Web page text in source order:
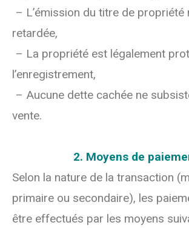
– L’émission du titre de propriété
retardée,
– La propriété est légalement
l’enregistrement,
– Aucune dette cachée ne
vente.
2. Moyens de
Selon la nature de la transaction
primaire ou secondaire), les
être effectués par les moyens